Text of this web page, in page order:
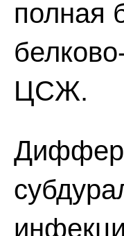
полная
ЦСЖ.